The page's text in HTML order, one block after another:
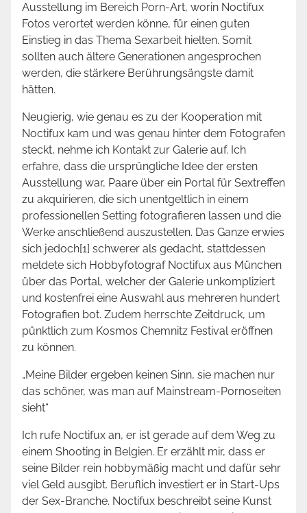
Ausstellung im Bereich Porn-Art, worin Noctifux
Fotos verortet werden könne, für einen guten
Einstieg in das Thema Sexarbeit hielten. Somit
sollten auch ältere Generationen angesprochen
werden, die stärkere Berührungsängste damit
hätten.
Neugierig, wie genau es zu der Kooperation mit
Noctifux kam und was genau hinter dem Fotografen
steckt, nehme ich Kontakt zur Galerie auf. Ich
erfahre, dass die ursprüngliche Idee der ersten
Ausstellung war, Paare über ein Portal für Sextreffen
zu akquirieren, die sich unentgeltlich in einem
professionellen Setting fotografieren lassen und die
Werke anschließend auszustellen. Das Ganze erwies
sich jedoch[1] schwerer als gedacht, stattdessen
meldete sich Hobbyfotograf Noctifux aus München
über das Portal, welcher der Galerie unkompliziert
und kostenfrei eine Auswahl aus mehreren hundert
Fotografien bot. Zudem herrschte Zeitdruck, um
pünktlich zum Kosmos Chemnitz Festival eröffnen
zu können.
„Meine Bilder ergeben keinen Sinn, sie machen nur
das schöner, was man auf Mainstream-Pornoseiten
sieht“
Ich rufe Noctifux an, er ist gerade auf dem Weg zu
einem Shooting in Belgien. Er erzählt mir, dass er
seine Bilder rein hobbymäßig macht und dafür sehr
viel Geld ausgibt. Beruflich investiert er in Start-Ups
der Sex-Branche. Noctifux beschreibt seine Kunst